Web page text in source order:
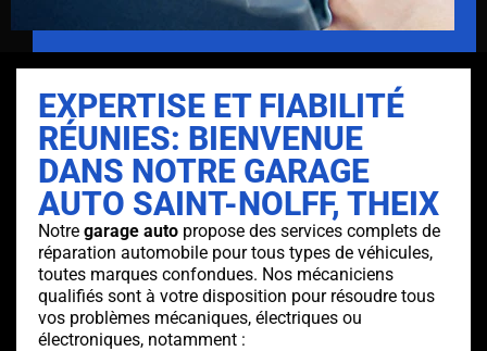
EXPERTISE ET FIABILITÉ
RÉUNIES: BIENVENUE
DANS NOTRE GARAGE
AUTO SAINT-NOLFF, THEIX
Notre garage auto propose des services complets de
réparation automobile pour tous types de véhicules,
toutes marques confondues. Nos mécaniciens
qualifiés sont à votre disposition pour résoudre tous
vos problèmes mécaniques, électriques ou
électroniques, notamment :